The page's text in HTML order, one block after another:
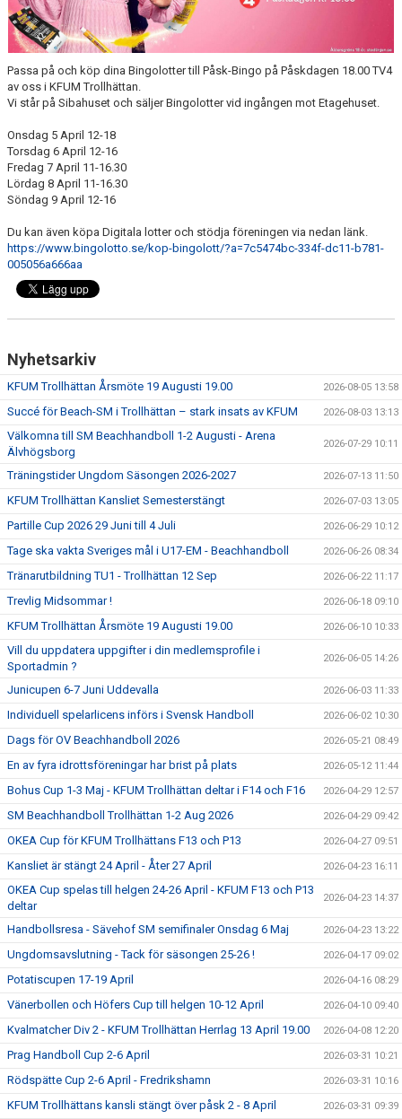
KALENDER
HEMMAMATCHER
BILDGALLERI
BLI MEDLEM
FÖRSÄKRING HANDBOLL
TRÄNINGSTID UNGDOM 2627
VISION
SPONSORPAKET
STYRELSEN
Passa på och köp dina Bingolotter till Påsk-Bingo på Påskdagen 18.00 TV4
av oss i KFUM Trollhättan.
Vi står på Sibahuset och säljer Bingolotter vid ingången mot Etagehuset.
Onsdag 5 April 12-18
Torsdag 6 April 12-16
Fredag 7 April 11-16.30
Lördag 8 April 11-16.30
Söndag 9 April 12-16
Du kan även köpa Digitala lotter och stödja föreningen via nedan länk.
https://www.bingolotto.se/kop-bingolott/?a=7c5474bc-334f-dc11-b781-
005056a666aa
Nyhetsarkiv
KFUM Trollhättan Årsmöte 19 Augusti 19.00 2026-08-05 13:58
Succé för Beach-SM i Trollhättan – stark insats av KFUM 2026-08-03 13:13
Välkomna till SM Beachhandboll 1-2 Augusti - Arena
Älvhögsborg
2026-07-29 10:11
Träningstider Ungdom Säsongen 2026-2027 2026-07-13 11:50
KFUM Trollhättan Kansliet Semesterstängt 2026-07-03 13:05
Partille Cup 2026 29 Juni till 4 Juli 2026-06-29 10:12
Tage ska vakta Sveriges mål i U17-EM - Beachhandboll 2026-06-26 08:34
Tränarutbildning TU1 - Trollhättan 12 Sep 2026-06-22 11:17
Trevlig Midsommar ! 2026-06-18 09:10
KFUM Trollhättan Årsmöte 19 Augusti 19.00 2026-06-10 10:33
Vill du uppdatera uppgifter i din medlemsprofile i
Sportadmin ?
2026-06-05 14:26
Junicupen 6-7 Juni Uddevalla 2026-06-03 11:33
Individuell spelarlicens införs i Svensk Handboll 2026-06-02 10:30
Dags för OV Beachhandboll 2026 2026-05-21 08:49
En av fyra idrottsföreningar har brist på plats 2026-05-12 11:44
Bohus Cup 1-3 Maj - KFUM Trollhättan deltar i F14 och F16 2026-04-29 12:57
SM Beachhandboll Trollhättan 1-2 Aug 2026 2026-04-29 09:42
OKEA Cup för KFUM Trollhättans F13 och P13 2026-04-27 09:51
Kansliet är stängt 24 April - Åter 27 April 2026-04-23 16:11
OKEA Cup spelas till helgen 24-26 April - KFUM F13 och P13
deltar
2026-04-23 14:37
Handbollsresa - Sävehof SM semifinaler Onsdag 6 Maj 2026-04-23 13:22
Ungdomsavslutning - Tack för säsongen 25-26 ! 2026-04-17 09:02
Potatiscupen 17-19 April 2026-04-16 08:29
Vänerbollen och Höfers Cup till helgen 10-12 April 2026-04-10 09:40
Kvalmatcher Div 2 - KFUM Trollhättan Herrlag 13 April 19.00 2026-04-08 12:20
Prag Handboll Cup 2-6 April 2026-03-31 10:21
Rödspätte Cup 2-6 April - Fredrikshamn 2026-03-31 10:16
KFUM Trollhättans kansli stängt över påsk 2 - 8 April 2026-03-31 09:39